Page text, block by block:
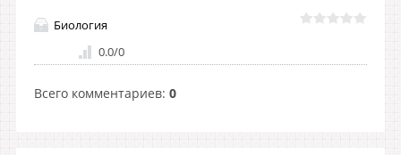
Биология
0.0/0
Всего комментариев: 0